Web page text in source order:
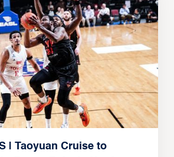
| Taoyuan Cruise to